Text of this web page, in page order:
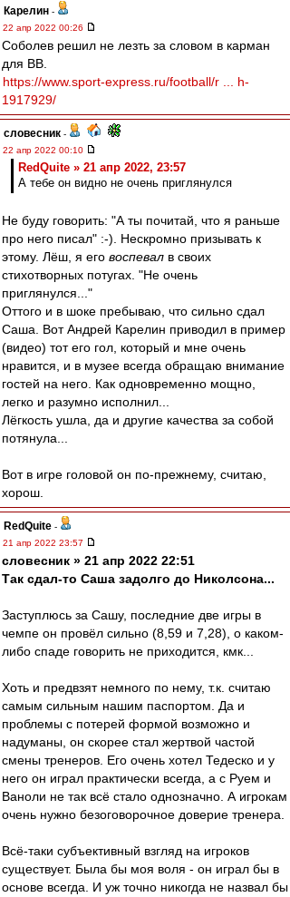
Карелин -
22 апр 2022 00:26
Соболев решил не лезть за словом в карман
для ВВ.
https://www.sport-express.ru/football/r ... h-
1917929/
словесник -
22 апр 2022 00:10
RedQuite » 21 апр 2022, 23:57
А тебе он видно не очень приглянулся
Не буду говорить: "А ты почитай, что я раньше
про него писал" :-). Нескромно призывать к
этому. Лёш, я его воспевал в своих
стихотворных потугах. "Не очень
приглянулся..."
Оттого и в шоке пребываю, что сильно сдал
Саша. Вот Андрей Карелин приводил в пример
(видео) тот его гол, который и мне очень
нравится, и в музее всегда обращаю внимание
гостей на него. Как одновременно мощно,
легко и разумно исполнил...
Лёгкость ушла, да и другие качества за собой
потянула...
Вот в игре головой он по-прежнему, считаю,
хорош.
RedQuite -
21 апр 2022 23:57
словесник » 21 апр 2022 22:51
Так сдал-то Саша задолго до Николсона...
Заступлюсь за Сашу, последние две игры в
чемпе он провёл сильно (8,59 и 7,28), о каком-
либо спаде говорить не приходится, кмк...
Хоть и предвзят немного по нему, т.к. считаю
самым сильным нашим паспортом. Да и
проблемы с потерей формой возможно и
надуманы, он скорее стал жертвой частой
смены тренеров. Его очень хотел Тедеско и у
него он играл практически всегда, а с Руем и
Ваноли не так всё стало однозначно. А игрокам
очень нужно безоговорочное доверие тренера.
Всё-таки субъективный взгляд на игроков
существует. Была бы моя воля - он играл бы в
основе всегда. И уж точно никогда не назвал бы